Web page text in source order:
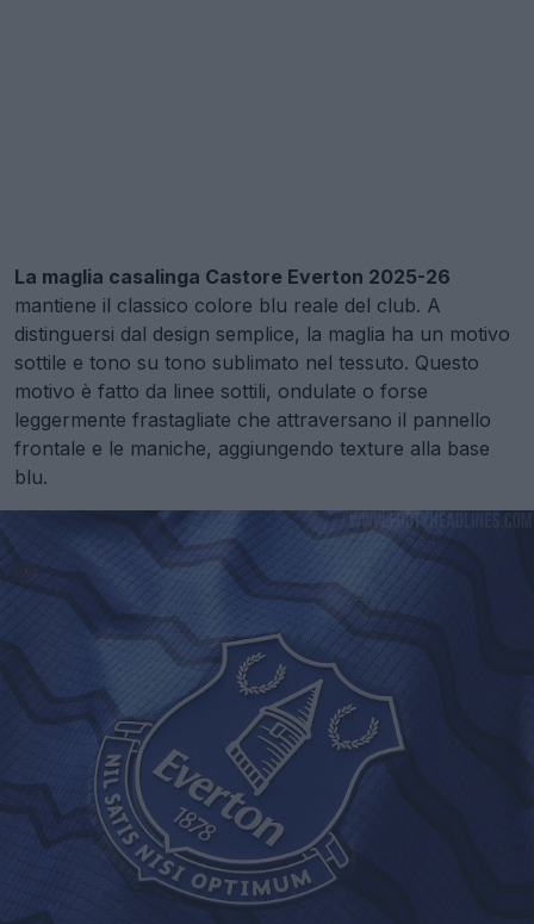
La maglia casalinga Castore Everton 2025-26
mantiene il classico colore blu reale del club. A
distinguersi dal design semplice, la maglia ha un motivo
sottile e tono su tono sublimato nel tessuto. Questo
motivo è fatto da linee sottili, ondulate o forse
leggermente frastagliate che attraversano il pannello
frontale e le maniche, aggiungendo texture alla base
blu.